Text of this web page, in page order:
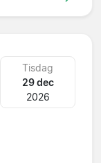
Tisdag
29 dec
2026